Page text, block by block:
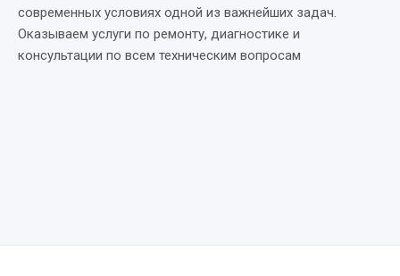
современных условиях одной из важнейших задач.
Оказываем услуги по ремонту, диагностике и
консультации по всем техническим вопросам